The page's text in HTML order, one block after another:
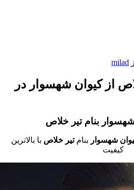
milad
از کیوان شهسوار در
بنام تیر خلاص
شهسواربنامتیر خلاص با بالاترین
کیفیت